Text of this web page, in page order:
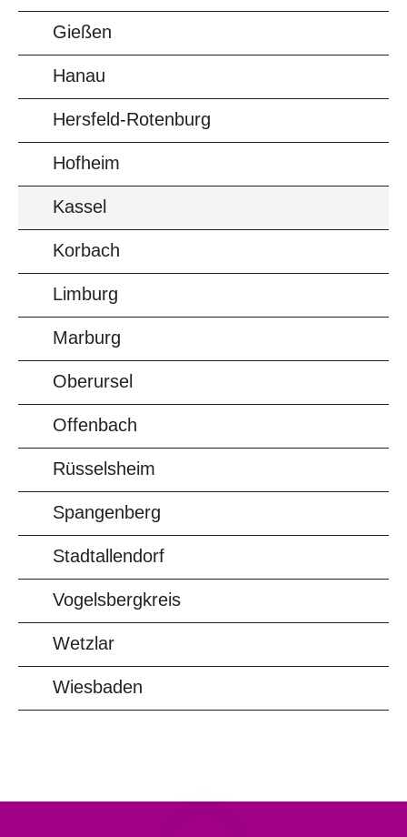
Gießen
Hanau
Hersfeld-Rotenburg
Hofheim
Kassel
Korbach
Limburg
Marburg
Oberursel
Offenbach
Rüsselsheim
Spangenberg
Stadtallendorf
Vogelsbergkreis
Wetzlar
Wiesbaden